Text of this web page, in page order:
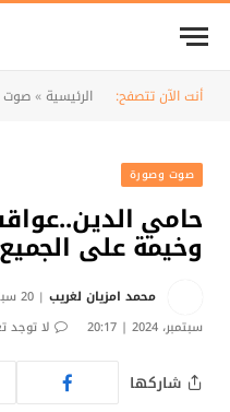
أنت الآن تتصفح: الرئيسية»صوت
صوت وصورة
حامي
وخيمة على
محمد امزيان لغريب 20 سبتمبر، 2024 | 20:15
سبتمبر، 2024 | 20:17
لا توجد
شاركها